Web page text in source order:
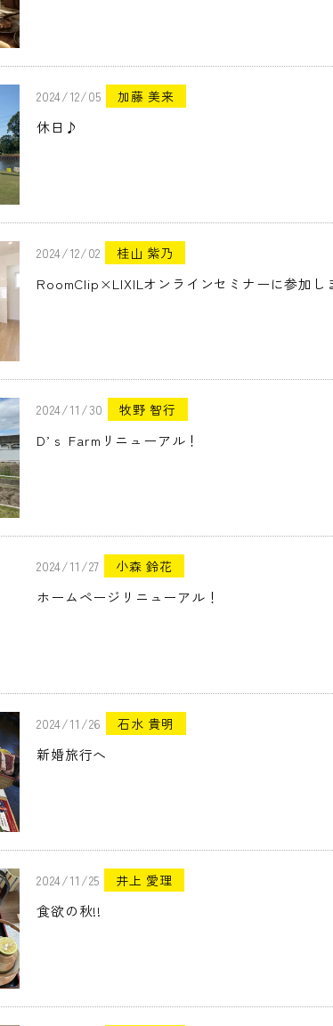
2024/12/05 加藤 美来
休日♪
2024/12/02 桂山 紫乃
RoomClip×LIXILオンラインセミナーに参加し
2024/11/30 牧野 智行
D’ｓ Farmリニューアル！
2024/11/27 小森 鈴花
ホームページリニューアル！
2024/11/26 石水 貴明
新婚旅行へ
2024/11/25 井上 愛理
食欲の秋!!